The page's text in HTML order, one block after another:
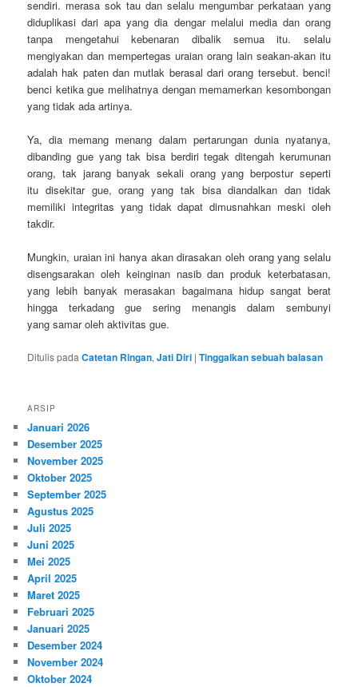
sendiri. merasa sok tau dan selalu mengumbar perkataan yang
diduplikasi dari apa yang dia dengar melalui media dan orang
tanpa mengetahui kebenaran dibalik semua itu. selalu
mengiyakan dan mempertegas uraian orang lain seakan-akan itu
adalah hak paten dan mutlak berasal dari orang tersebut. benci!
benci ketika gue melihatnya dengan memamerkan kesombongan
yang tidak ada artinya.
Ya, dia memang menang dalam pertarungan dunia nyatanya,
dibanding gue yang tak bisa berdiri tegak ditengah kerumunan
orang, tak jarang banyak sekali orang yang berpostur seperti
itu disekitar gue, orang yang tak bisa diandalkan dan tidak
memiliki integritas yang tidak dapat dimusnahkan meski oleh
takdir.
Mungkin, uraian ini hanya akan dirasakan oleh orang yang selalu
disengsarakan oleh keinginan nasib dan produk keterbatasan,
yang lebih banyak merasakan bagaimana hidup sangat berat
hingga terkadang gue sering menangis dalam sembunyi
yang samar oleh aktivitas gue.
Ditulis pada Catetan Ringan,Jati Diri |Tinggalkan sebuah balasan
ARSIP
Januari 2026
Desember 2025
November 2025
Oktober 2025
September 2025
Agustus 2025
Juli 2025
Juni 2025
Mei 2025
April 2025
Maret 2025
Februari 2025
Januari 2025
Desember 2024
November 2024
Oktober 2024